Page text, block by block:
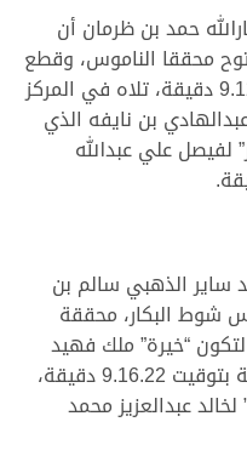
حمد بن ظرمان أن
محققا الناموس، وقطع
“شاهين” مسافة السباق في 9.12.22 دقيقة، تلاه في المركز
بن نايفه الذي
“عز” لفيصل علي عبدالله
ساير الذهبي سالم بن
شوط البكار، محققة
9.14.18 دقيقة، لتكون “خيرة” ملك فهيد
سالم علي المري هي من حلت ثانية بتوقيت 9.16.22 دقيقة،
عبدالعزيز محمد